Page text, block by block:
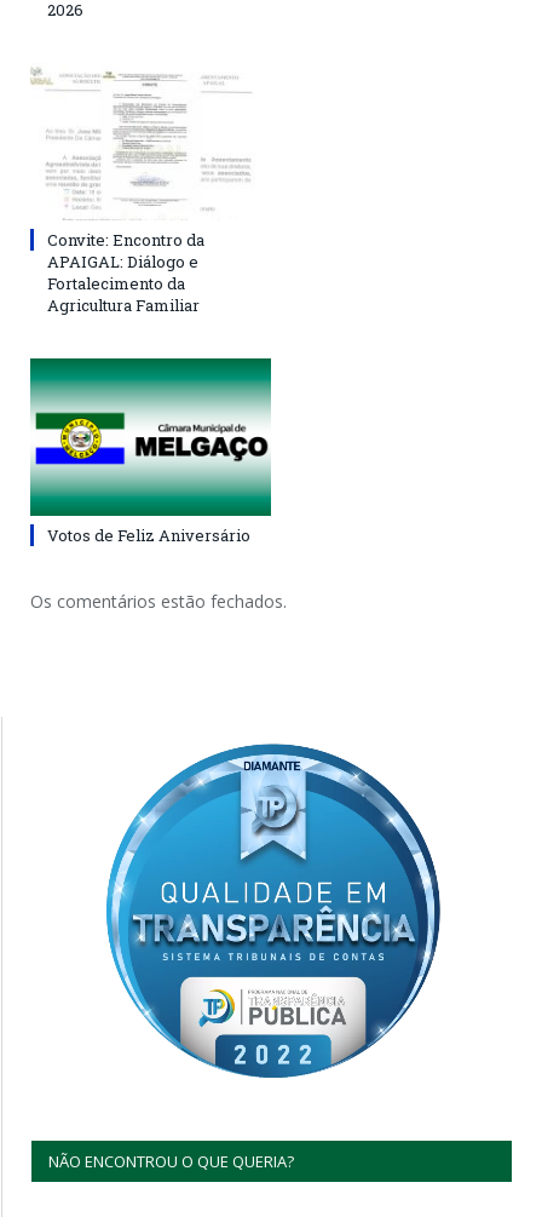
2026
Convite: Encontro da
APAIGAL: Diálogo e
Fortalecimento da
Agricultura Familiar
Votos de Feliz Aniversário
Os comentários estão fechados.
NÃO ENCONTROU O QUE QUERIA?